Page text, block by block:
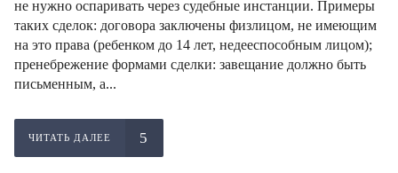
не нужно оспаривать через судебные инстанции. Примеры
таких сделок: договора заключены физлицом, не имеющим
на это права (ребенком до 14 лет, недееспособным лицом);
пренебрежение формами сделки: завещание должно быть
письменным, а...
ЧИТАТЬ ДАЛЕЕ